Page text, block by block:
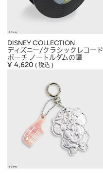
DISNEY COLLECTION
ディズニー/クラシックレコード
ポーチ ノートルダムの鐘
¥ 4,620 税込